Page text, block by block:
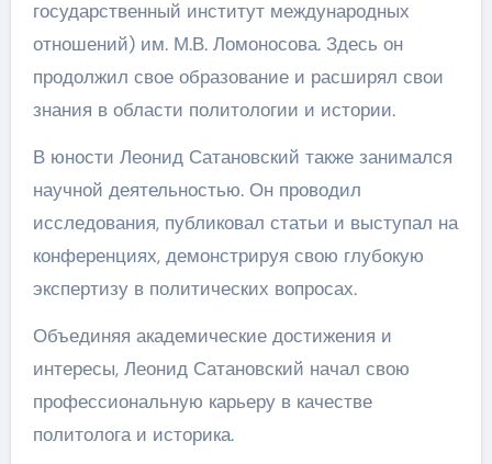
государственный институт международных
отношений) им. М.В. Ломоносова. Здесь он
продолжил свое образование и расширял свои
знания в области политологии и истории.
В юности Леонид Сатановский также занимался
научной деятельностью. Он проводил
исследования, публиковал статьи и выступал на
конференциях, демонстрируя свою глубокую
экспертизу в политических вопросах.
Объединяя академические достижения и
интересы, Леонид Сатановский начал свою
профессиональную карьеру в качестве
политолога и историка.